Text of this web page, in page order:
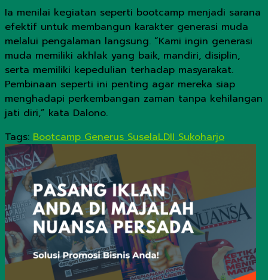
Ia menilai kegiatan seperti bootcamp menjadi sarana
efektif untuk membangun karakter generasi muda
melalui pengalaman langsung. “Kami ingin generasi
muda memiliki akhlak yang baik, mandiri, disiplin,
serta memiliki kepedulian terhadap masyarakat.
Pembinaan seperti ini penting agar mereka siap
menghadapi perkembangan zaman tanpa kehilangan
jati diri,” kata Dalono.
Tags: Bootcamp Generus SuselaLDII Sukoharjo